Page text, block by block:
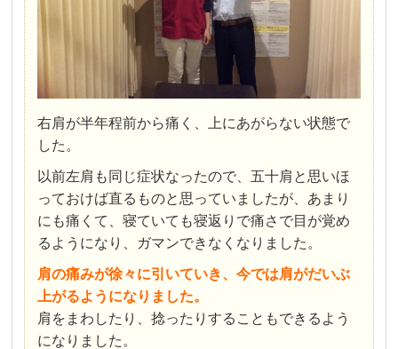
右肩が半年程前から痛く、上にあがらない状態で
した。
以前左肩も同じ症状なったので、五十肩と思いほ
っておけば直るものと思っていましたが、あまり
にも痛くて、寝ていても寝返りで痛さで目が覚め
るようになり、ガマンできなくなりました。
肩の痛みが徐々に引いていき、今では肩がだいぶ
上がるようになりました。
肩をまわしたり、捻ったりすることもできるよう
になりました。